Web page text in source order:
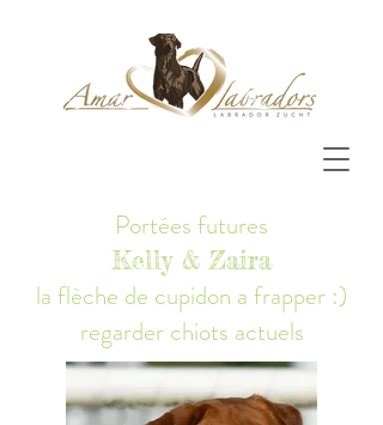
Portées futures
Kelly & Zaira
la flèche de cupidon a frapper :)
regarder chiots actuels